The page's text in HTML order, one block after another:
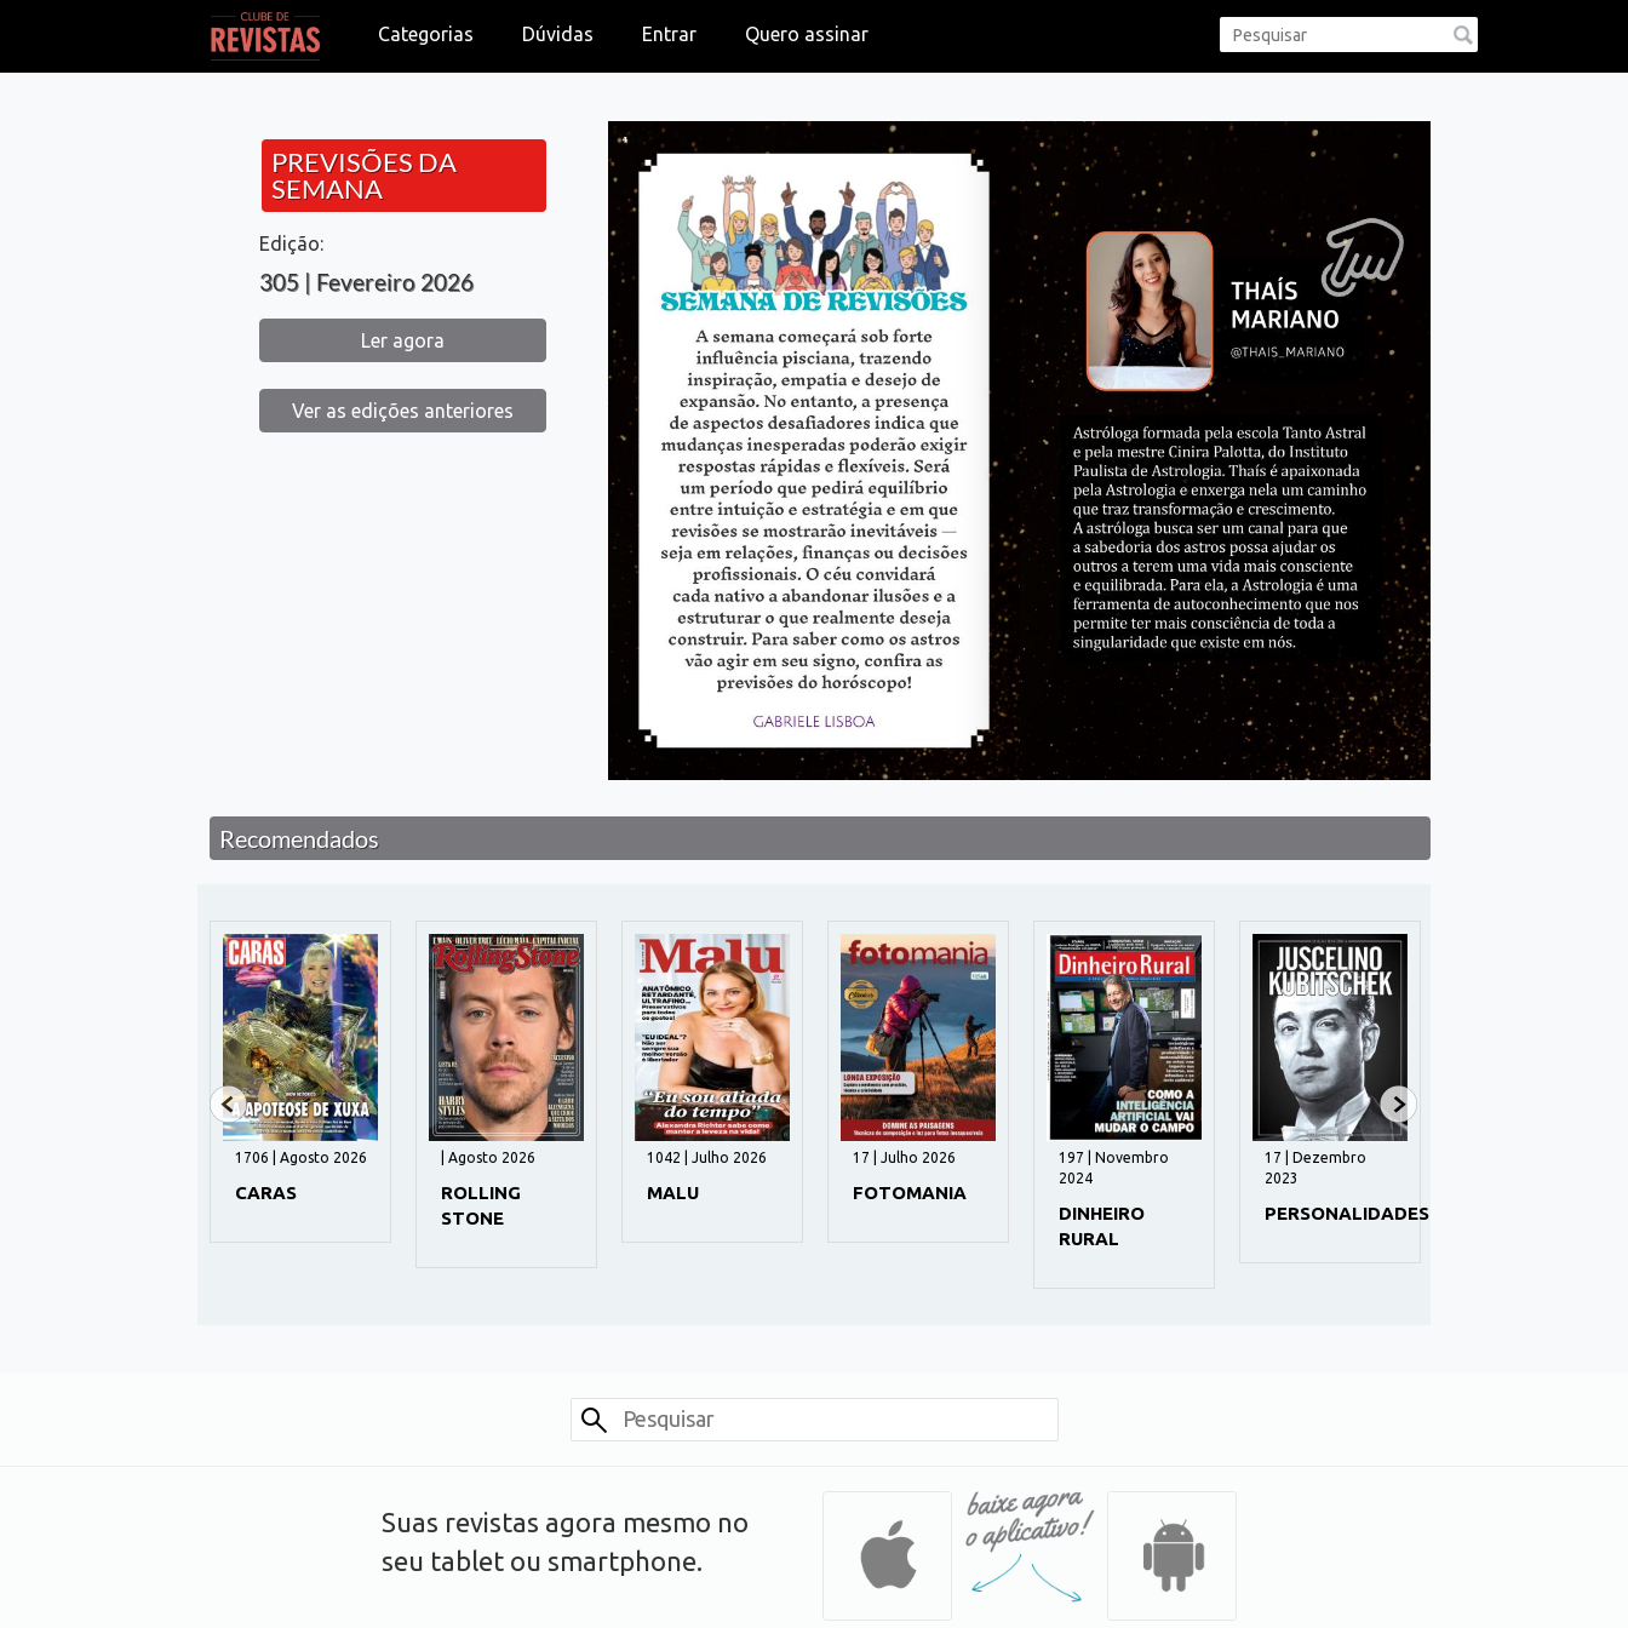
Categorias Dúvidas Entrar Quero assinar
PREVISÕES DA
SEMANA
Edição:
305 | Fevereiro 2026
Ler agora
Ver as edições anteriores
Recomendados
1706 | Agosto 2026
CARAS
| Agosto 2026
ROLLING
STONE
1042 | Julho 2026
MALU
17 | Julho 2026
FOTOMANIA
197 | Novembro
2024
DINHEIRO
RURAL
17 | Dezembro
2023
PERSONALIDADES
Suas revistas agora mesmo no
seu tablet ou smartphone.